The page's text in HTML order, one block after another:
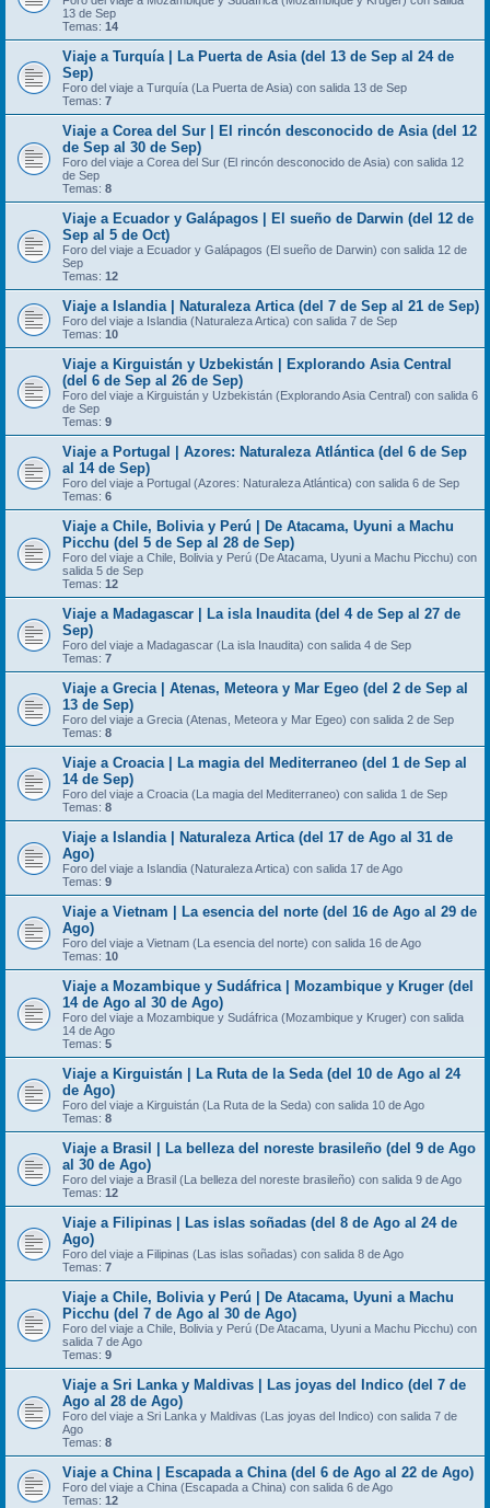
13 de Sep
Temas: 14
Viaje a Turquía | La Puerta de Asia (del 13 de Sep al 24 de
Sep)
Foro del viaje a Turquía (La Puerta de Asia) con salida 13 de Sep
Temas: 7
Viaje a Corea del Sur | El rincón desconocido de Asia (del 12
de Sep al 30 de Sep)
Foro del viaje a Corea del Sur (El rincón desconocido de Asia) con salida 12
de Sep
Temas: 8
Viaje a Ecuador y Galápagos | El sueño de Darwin (del 12 de
Sep al 5 de Oct)
Foro del viaje a Ecuador y Galápagos (El sueño de Darwin) con salida 12 de
Sep
Temas: 12
Viaje a Islandia | Naturaleza Artica (del 7 de Sep al 21 de Sep)
Foro del viaje a Islandia (Naturaleza Artica) con salida 7 de Sep
Temas: 10
Viaje a Kirguistán y Uzbekistán | Explorando Asia Central
(del 6 de Sep al 26 de Sep)
Foro del viaje a Kirguistán y Uzbekistán (Explorando Asia Central) con salida 6
de Sep
Temas: 9
Viaje a Portugal | Azores: Naturaleza Atlántica (del 6 de Sep
al 14 de Sep)
Foro del viaje a Portugal (Azores: Naturaleza Atlántica) con salida 6 de Sep
Temas: 6
Viaje a Chile, Bolivia y Perú | De Atacama, Uyuni a Machu
Picchu (del 5 de Sep al 28 de Sep)
Foro del viaje a Chile, Bolivia y Perú (De Atacama, Uyuni a Machu Picchu) con
salida 5 de Sep
Temas: 12
Viaje a Madagascar | La isla Inaudita (del 4 de Sep al 27 de
Sep)
Foro del viaje a Madagascar (La isla Inaudita) con salida 4 de Sep
Temas: 7
Viaje a Grecia | Atenas, Meteora y Mar Egeo (del 2 de Sep al
13 de Sep)
Foro del viaje a Grecia (Atenas, Meteora y Mar Egeo) con salida 2 de Sep
Temas: 8
Viaje a Croacia | La magia del Mediterraneo (del 1 de Sep al
14 de Sep)
Foro del viaje a Croacia (La magia del Mediterraneo) con salida 1 de Sep
Temas: 8
Viaje a Islandia | Naturaleza Artica (del 17 de Ago al 31 de
Ago)
Foro del viaje a Islandia (Naturaleza Artica) con salida 17 de Ago
Temas: 9
Viaje a Vietnam | La esencia del norte (del 16 de Ago al 29 de
Ago)
Foro del viaje a Vietnam (La esencia del norte) con salida 16 de Ago
Temas: 10
Viaje a Mozambique y Sudáfrica | Mozambique y Kruger (del
14 de Ago al 30 de Ago)
Foro del viaje a Mozambique y Sudáfrica (Mozambique y Kruger) con salida
14 de Ago
Temas: 5
Viaje a Kirguistán | La Ruta de la Seda (del 10 de Ago al 24
de Ago)
Foro del viaje a Kirguistán (La Ruta de la Seda) con salida 10 de Ago
Temas: 8
Viaje a Brasil | La belleza del noreste brasileño (del 9 de Ago
al 30 de Ago)
Foro del viaje a Brasil (La belleza del noreste brasileño) con salida 9 de Ago
Temas: 12
Viaje a Filipinas | Las islas soñadas (del 8 de Ago al 24 de
Ago)
Foro del viaje a Filipinas (Las islas soñadas) con salida 8 de Ago
Temas: 7
Viaje a Chile, Bolivia y Perú | De Atacama, Uyuni a Machu
Picchu (del 7 de Ago al 30 de Ago)
Foro del viaje a Chile, Bolivia y Perú (De Atacama, Uyuni a Machu Picchu) con
salida 7 de Ago
Temas: 9
Viaje a Sri Lanka y Maldivas | Las joyas del Indico (del 7 de
Ago al 28 de Ago)
Foro del viaje a Sri Lanka y Maldivas (Las joyas del Indico) con salida 7 de
Ago
Temas: 8
Viaje a China | Escapada a China (del 6 de Ago al 22 de Ago)
Foro del viaje a China (Escapada a China) con salida 6 de Ago
Temas: 12